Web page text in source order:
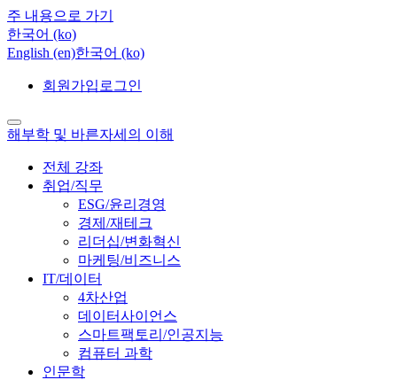
주 내용으로 가기
한국어 ‎(ko)‎
English ‎(en)‎한국어 ‎(ko)‎
회원가입 로그인
해부학 및 바른자세의 이해
전체 강좌
취업/직무
ESG/윤리경영
경제/재테크
리더십/변화혁신
마케팅/비즈니스
IT/데이터
4차산업
데이터사이언스
스마트팩토리/인공지능
컴퓨터 과학
인문학